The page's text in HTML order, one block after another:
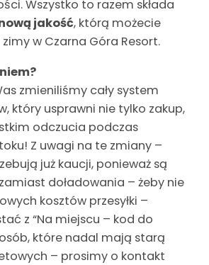
Wszystko to razem składa
jakość, którą możecie
w Czarna Góra Resort.
zmieniliśmy cały system
który usprawni nie tylko zakup,
odczucia podczas
Z uwagi na te zmiany –
już kaucji, ponieważ są
doładowania – żeby nie
kosztów przesyłki –
z “Na miejscu – kod do
które nadal mają starą
– prosimy o kontakt